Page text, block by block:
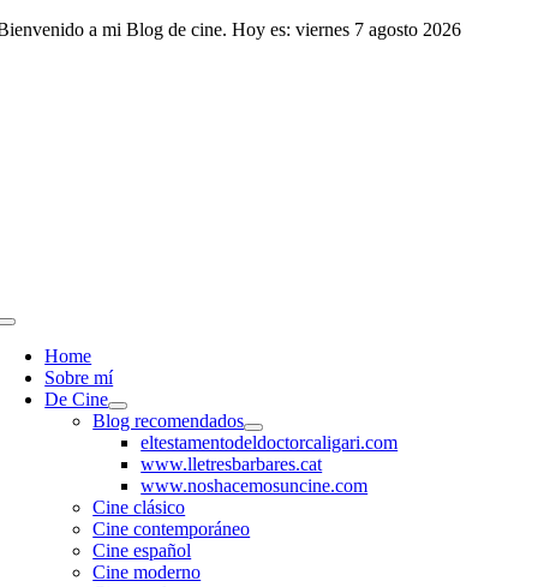
Saltar
a mi Blog de cine. Hoy es: viernes 7 agosto 2026
Toggle
NavigationHome
Sobre mí
De Cine
Blog recomendados
eltestamentodeldoctorcaligari.com
www.lletresbarbares.cat
www.noshacemosuncine.com
Cine clásico
Cine contemporáneo
Cine español
Cine moderno